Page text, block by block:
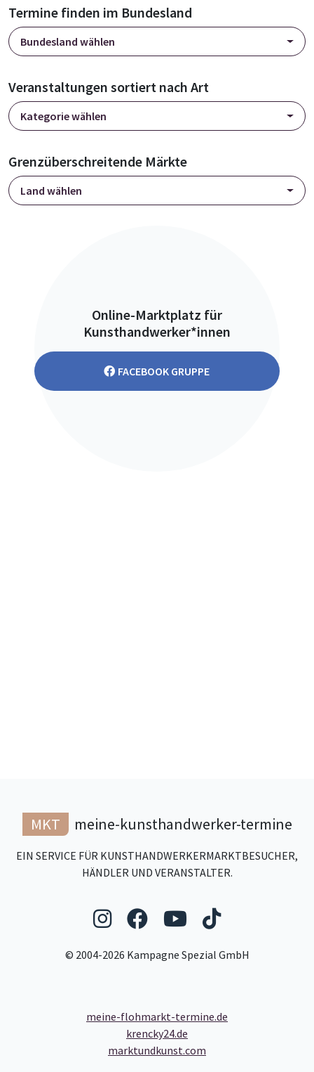
Termine finden im Bundesland
Bundesland wählen
Veranstaltungen sortiert nach Art
Kategorie wählen
Grenzüberschreitende Märkte
Land wählen
Online-Marktplatz für
Kunsthandwerker*innen
FACEBOOK GRUPPE
MKT meine-kunsthandwerker-termine
EIN SERVICE FÜR KUNSTHANDWERKERMARKTBESUCHER,
HÄNDLER UND VERANSTALTER.
Folgen Sie uns auf
Folgen Sie uns auf
Folgen Sie
Folgen
© 2004-2026 Kampagne Spezial GmbH
meine-flohmarkt-termine.de
krencky24.de
marktundkunst.com